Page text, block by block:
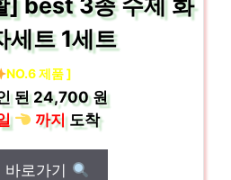
] best 3종 수제 화
세트 1세트
NO.6 제품 ]
된24,700 원
까지도착
바로가기